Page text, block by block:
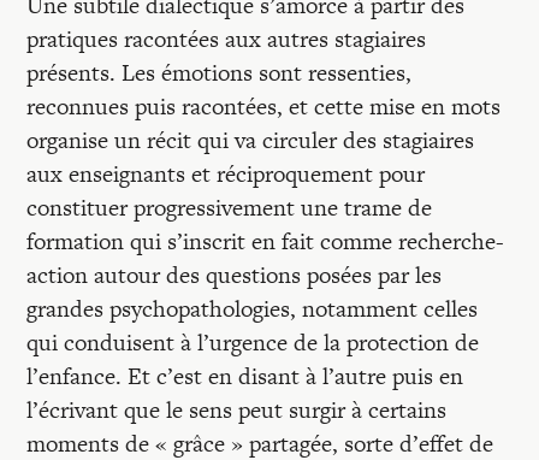
pratiques racontées aux autres stagiaires
présents. Les émotions sont ressenties,
reconnues puis racontées, et cette mise en mots
organise un récit qui va circuler des stagiaires
aux enseignants et réciproquement pour
constituer progressivement une trame de
formation qui s’inscrit en fait comme recherche-
action autour des questions posées par les
grandes psychopathologies, notamment celles
qui conduisent à l’urgence de la protection de
l’enfance. Et c’est en disant à l’autre puis en
l’écrivant que le sens peut surgir à certains
moments de « grâce » partagée, sorte d’effet de